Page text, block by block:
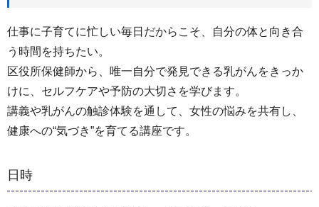
仕事に子育てに忙しい毎日だからこそ、自分の体と向き合
う時間を持ちたい。
区役所保健師から、唯一自分で発見できる乳がんをきっか
けに、セルフケアや予防の大切さを学びます。
講義や乳がんの触診体験を通して、女性の悩みを共有し、
健康への“気づき”を育てる講座です。
日時